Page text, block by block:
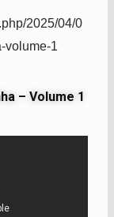
2025/04/0
volume-1
– Volume 1